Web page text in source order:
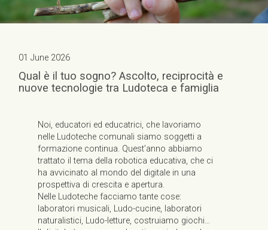
01 June 2026
Qual è il tuo sogno? Ascolto, reciprocità e
nuove tecnologie tra Ludoteca e famiglia
Noi, educatori ed educatrici, che lavoriamo
nelle Ludoteche comunali siamo soggetti a
formazione continua. Quest’anno abbiamo
trattato il tema della robotica educativa, che ci
ha avvicinato al mondo del digitale in una
prospettiva di crescita e apertura.
Nelle Ludoteche facciamo tante cose:
laboratori musicali, Ludo-cucine, laboratori
naturalistici, Ludo-letture, costruiamo giochi…